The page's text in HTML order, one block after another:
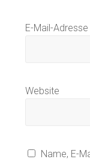
E-Mail-Adresse
Website
Name, E-